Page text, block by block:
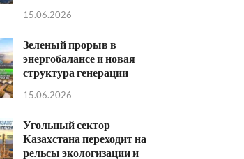
15.06.2026
Зеленый прорыв в
энергобалансе и новая
структура генерации
15.06.2026
Угольный сектор
Казахстана переходит на
рельсы экологизации и